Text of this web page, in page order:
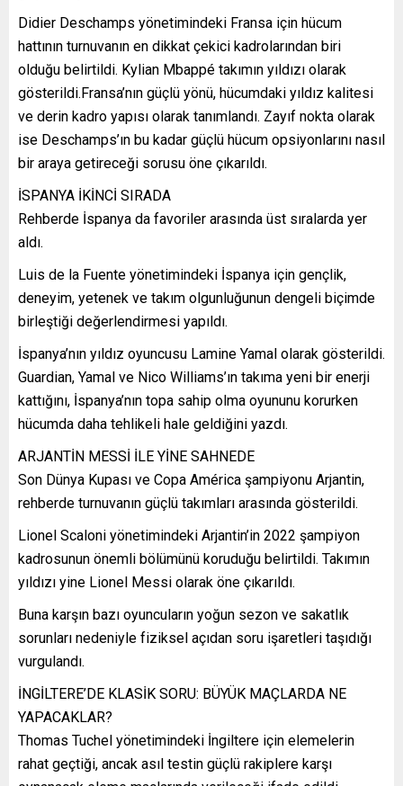
Didier Deschamps yönetimindeki Fransa için hücum
hattının turnuvanın en dikkat çekici kadrolarından biri
olduğu belirtildi. Kylian Mbappé takımın yıldızı olarak
gösterildi.Fransa’nın güçlü yönü, hücumdaki yıldız kalitesi
ve derin kadro yapısı olarak tanımlandı. Zayıf nokta olarak
ise Deschamps’ın bu kadar güçlü hücum opsiyonlarını nasıl
bir araya getireceği sorusu öne çıkarıldı.
İSPANYA İKİNCİ SIRADA
Rehberde İspanya da favoriler arasında üst sıralarda yer
aldı.
Luis de la Fuente yönetimindeki İspanya için gençlik,
deneyim, yetenek ve takım olgunluğunun dengeli biçimde
birleştiği değerlendirmesi yapıldı.
İspanya’nın yıldız oyuncusu Lamine Yamal olarak gösterildi.
Guardian, Yamal ve Nico Williams’ın takıma yeni bir enerji
kattığını, İspanya’nın topa sahip olma oyununu korurken
hücumda daha tehlikeli hale geldiğini yazdı.
ARJANTİN MESSİ İLE YİNE SAHNEDE
Son Dünya Kupası ve Copa América şampiyonu Arjantin,
rehberde turnuvanın güçlü takımları arasında gösterildi.
Lionel Scaloni yönetimindeki Arjantin’in 2022 şampiyon
kadrosunun önemli bölümünü koruduğu belirtildi. Takımın
yıldızı yine Lionel Messi olarak öne çıkarıldı.
Buna karşın bazı oyuncuların yoğun sezon ve sakatlık
sorunları nedeniyle fiziksel açıdan soru işaretleri taşıdığı
vurgulandı.
İNGİLTERE’DE KLASİK SORU: BÜYÜK MAÇLARDA NE
YAPACAKLAR?
Thomas Tuchel yönetimindeki İngiltere için elemelerin
rahat geçtiği, ancak asıl testin güçlü rakiplere karşı